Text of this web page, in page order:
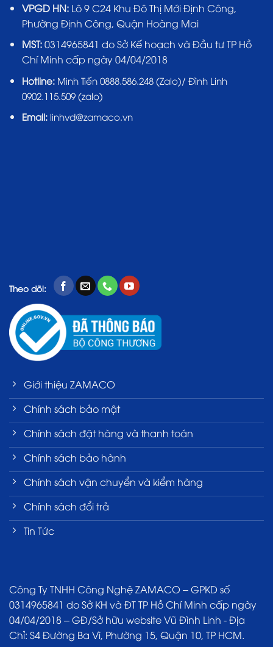
VPGD HN:Lô 9 C24 Khu Đô Thị Mới Định Công,
Phường Định Công, Quận Hoàng Mai
MST:0314965841 do Sở Kế hoạch và Đầu tư TP Hồ
Chí Minh cấp ngày 04/04/2018
Hotline: Minh Tiến 0888.586.248 (Zalo)/ Đình Linh
0902.115.509 (zalo)
Email:linhvd@zamaco.vn
Theo dõi:
Giới thiệu ZAMACO
Chính sách bảo mật
Chính sách đặt hàng và thanh toán
Chính sách bảo hành
Chính sách vận chuyển và kiểm hàng
Chính sách đổi trả
Tin Tức
Công Ty TNHH Công Nghệ ZAMACO – GPKD số
0314965841 do Sở KH và ĐT TP Hồ Chí Minh cấp ngày
04/04/2018 – GĐ/Sở hữu website Vũ Đình Linh - Địa
Chỉ: S4 Đường Ba Vì, Phường 15, Quận 10, TP HCM.